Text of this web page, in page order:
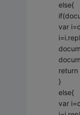
else{
var
return
}
else{
var